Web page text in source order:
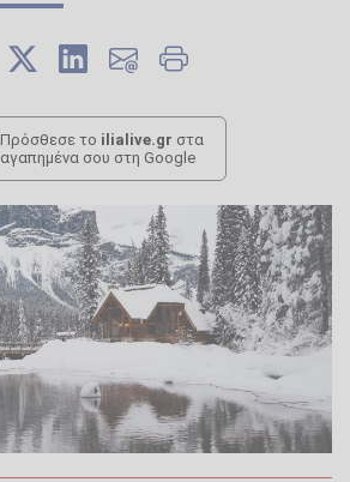
Πρόσθεσε το ilialive.gr στα
αγαπημένα σου στη Google